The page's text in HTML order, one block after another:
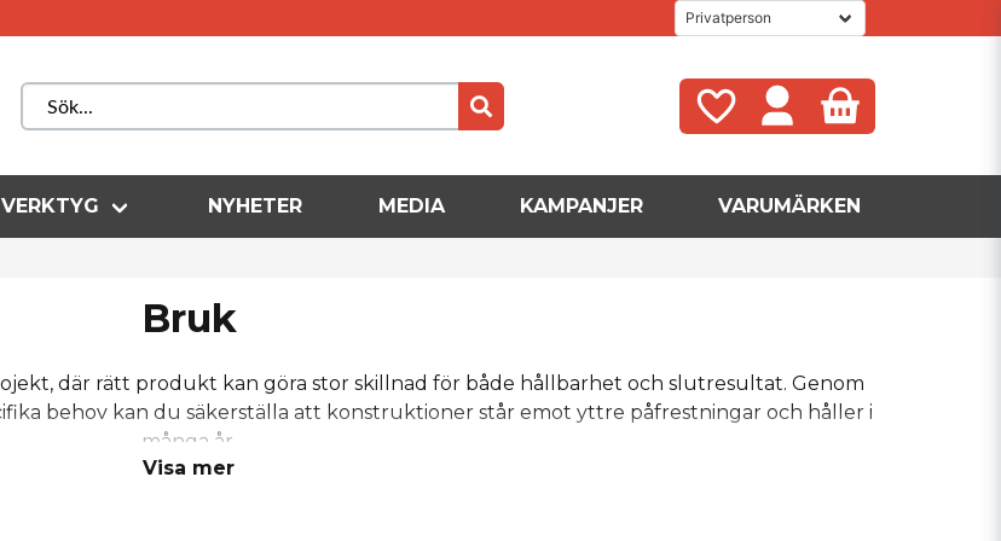
VERKTYG NYHETER MEDIA KAMPANJER VARUMÄRKEN
Bruk
där rätt produkt kan göra stor skillnad för både hållbarhet och slutresultat. Genom
behov kan du säkerställa att konstruktioner står emot yttre påfrestningar och håller i
många år.
Visa mer